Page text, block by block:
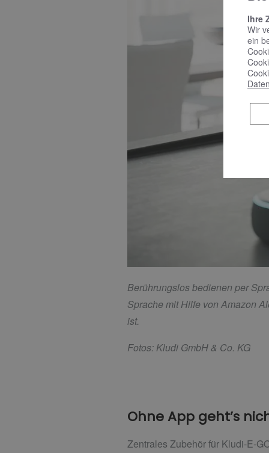
Berührungslos bedienen per
Sprache mit Hilfe von Amazon
ist.
Fotos: Kludi GmbH & Co. KG
Ohne App geht’s
Zentrales Zubehör für Kludi-E-
Ihre
Wir
ein